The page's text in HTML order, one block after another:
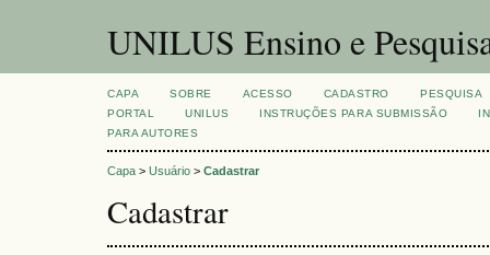
UNILUS Ensino e
CAPA SOBRE ACESSO CADASTRO
PESQUISA
PORTAL
UNILUS INSTRUÇÕES PARA SUBMISSÃO
PARA AUTORES
Capa > Usuário > Cadastrar
Cadastrar